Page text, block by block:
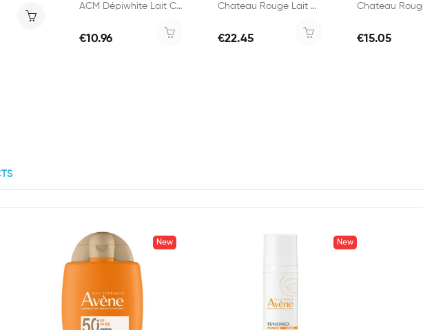
ACM Dépiwhite Lait Corporel Eclaircissant 200ml
€10.96
Chateau Rouge Lait de Beauté Unifiant 750ml
€22.45 €15.05
New New